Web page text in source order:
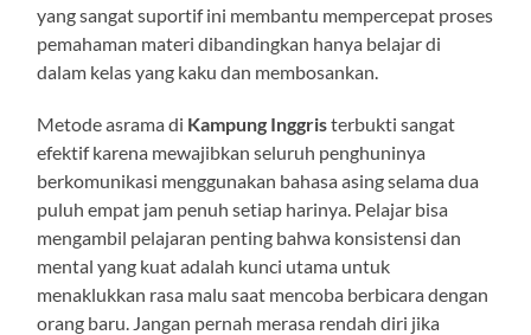
yang sangat suportif ini membantu mempercepat proses
pemahaman materi dibandingkan hanya belajar di
dalam kelas yang kaku dan membosankan.
Metode asrama di Kampung Inggristerbukti sangat
efektif karena mewajibkan seluruh penghuninya
berkomunikasi menggunakan bahasa asing selama dua
puluh empat jam penuh setiap harinya. Pelajar bisa
mengambil pelajaran penting bahwa konsistensi dan
mental yang kuat adalah kunci utama untuk
menaklukkan rasa malu saat mencoba berbicara dengan
orang baru. Jangan pernah merasa rendah diri jika